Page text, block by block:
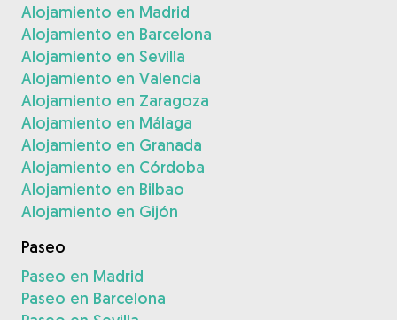
Alojamiento en Madrid
Alojamiento en Barcelona
Alojamiento en Sevilla
Alojamiento en Valencia
Alojamiento en Zaragoza
Alojamiento en Málaga
Alojamiento en Granada
Alojamiento en Córdoba
Alojamiento en Bilbao
Alojamiento en Gijón
Paseo
Paseo en Madrid
Paseo en Barcelona